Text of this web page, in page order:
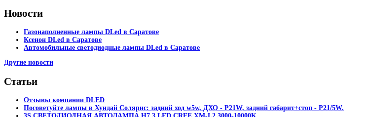
Новости
Газонаполненные лампы DLed в Саратове
Ксенон DLed в Саратове
Автомобильные светодиодные лампы DLed в Саратове
Другие новости
Статьи
Отзывы компании DLED
Посоветуйте лампы в Хундай Солярис: задний ход w5w, ДХО - P21W, задний габарит+стоп - P21/5W.